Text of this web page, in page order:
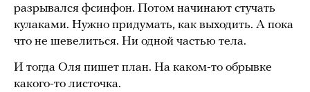
разрывался фсинфон. Потом начинают стучать
кулаками. Нужно придумать, как выходить. А пока
что не шевелиться. Ни одной частью тела.
И тогда Оля пишет план. На каком-то обрывке
какого-то листочка.